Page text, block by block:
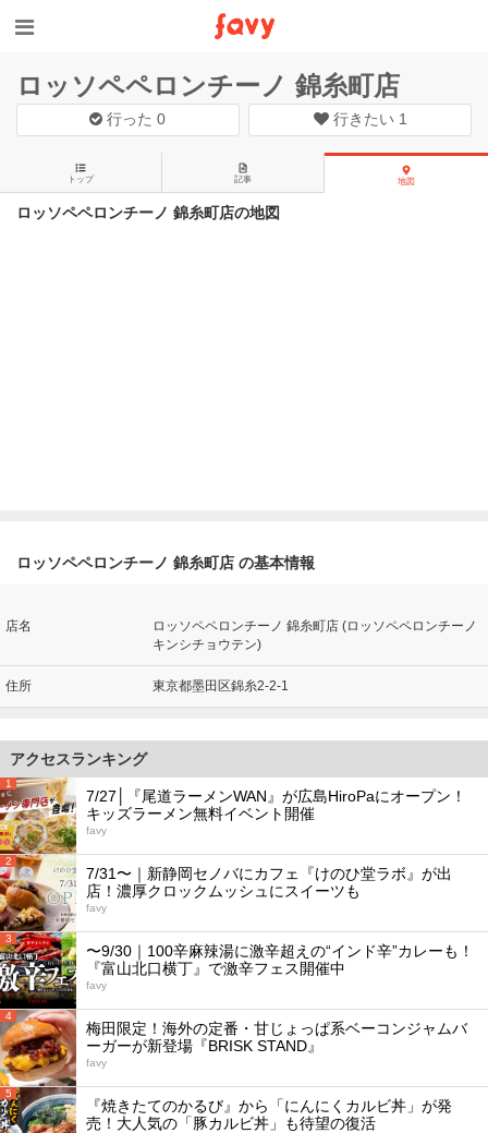
ロッソペペロンチーノ 錦糸町店
行った0 行きたい 1
トップ 記事 地図
ロッソペペロンチーノ 錦糸町店の地図
ロッソペペロンチーノ 錦糸町店 の基本情報
店名
ロッソペペロンチーノ 錦糸町店 (ロッソペペロンチーノ
キンシチョウテン)
住所 東京都墨田区錦糸2-2-1
アクセスランキング
1
7/27│『尾道ラーメンWAN』が広島HiroPaにオープン！
キッズラーメン無料イベント開催
favy
2
7/31〜｜新静岡セノバにカフェ『けのひ堂ラボ』が出
店！濃厚クロックムッシュにスイーツも
favy
3
〜9/30｜100辛麻辣湯に激辛超えの“インド辛”カレーも！
『富山北口横丁』で激辛フェス開催中
favy
4
梅田限定！海外の定番・甘じょっぱ系ベーコンジャムバ
ーガーが新登場『BRISK STAND』
favy
5
『焼きたてのかるび』から「にんにくカルビ丼」が発
売！大人気の「豚カルビ丼」も待望の復活